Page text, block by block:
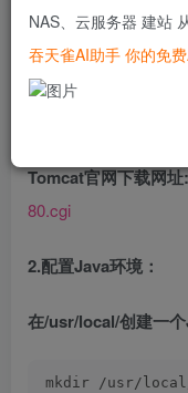
**前往官网进行下载
址:**https://
Tomcat官网下载网址:
80.cgi
2.配置Java环境：
在/usr/local/创建一个
mkdir /usr/
NAS、云服务器 建站
吞天雀AI助手 你的免